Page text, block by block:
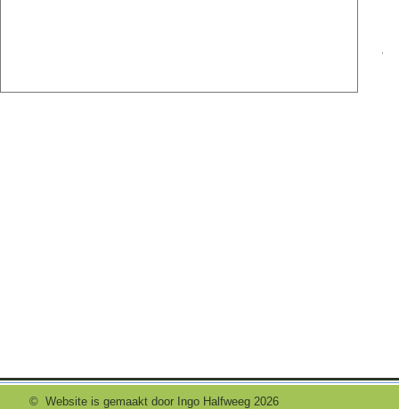
©  Website is gemaakt door Ingo Halfweeg 2026